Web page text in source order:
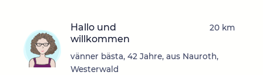
Hallo und
willkommen
vänner bästa, 42 Jahre, aus Nauroth,
Westerwald
20 km